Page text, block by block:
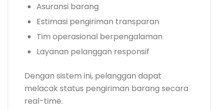
Asuransi barang
Estimasi pengiriman transparan
Tim operasional berpengalaman
Layanan pelanggan responsif
Dengan sistem ini, pelanggan dapat
melacak status pengiriman barang secara
real-time.